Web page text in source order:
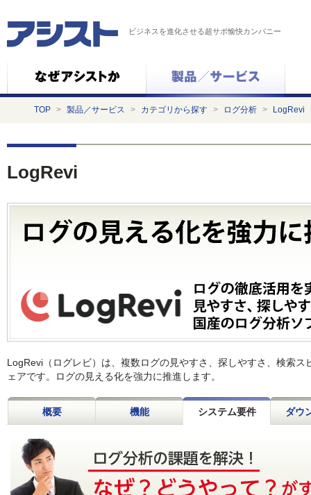
ビジネスを進化させる超サポ愉快カンパニー
TOP > 製品／サービス > カテゴリから探す > ログ分析 > LogRevi
LogRevi
LogRevi（ログレビ）は、複数ログの見やすさ、探しやすさ、検索
ェアです。ログの見える化を強力に推進します。
概要 機能 システム要件 ダウ